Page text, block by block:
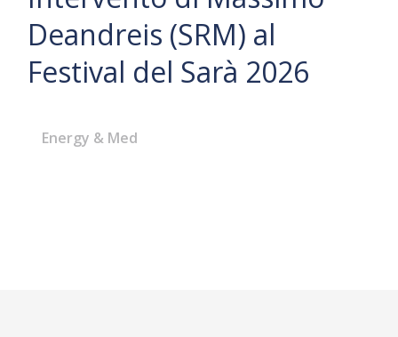
Deandreis (SRM) al
Festival del Sarà 2026
Energy & Med